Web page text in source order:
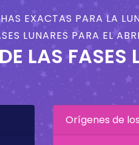
EXACTAS PARA LA
LUNARES PARA EL
LAS FASES
Orígenes de